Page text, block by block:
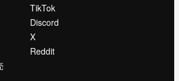
TikTok
Discord
X
Reddit